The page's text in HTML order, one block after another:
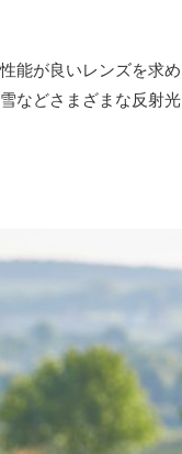
能が良いレンズを求め
などさまざまな反射光